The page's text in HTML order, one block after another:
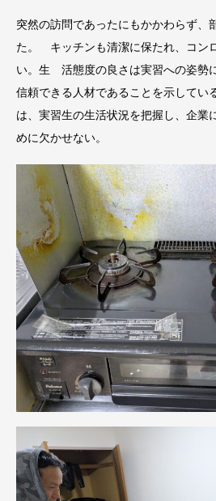
突然の訪問であったにもかかわらず、
た。 キッチンも清潔に保たれ、コン
い。生 活態度の良さは実習への姿勢
信頼できる人材であることを示して
は、実習生の生活状況を把握し、企業
めに欠かせない。